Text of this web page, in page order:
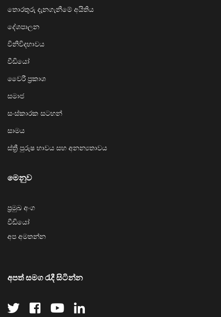
තොරතුරු දැනගැනීමේ අයිතිය
දේශපාලන
විනිවිදභාවය
වීඩියෝ
වෛරී ප්‍රකාශ
සමාජ
සංස්කාරක සටහන්
සාමය
ස්ත්‍රී පුරුෂ භාවය සහ අනන්‍යතාවය
මෙනුව
ප්‍රමුඛ අංග
වීඩියෝ
අප අමතන්න
අපත් සමග රැදී සිටින්න